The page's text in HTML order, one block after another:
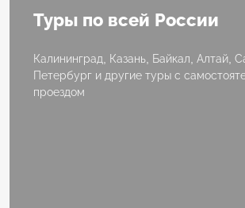
Туры по всей России
Калининград, Казань, Байкал, Алтай,
Петербург и другие туры с
проездом